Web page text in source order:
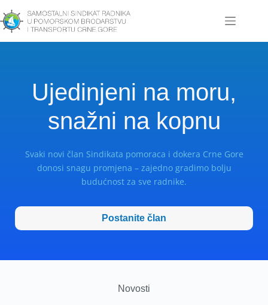
Ujedinjeni na moru,
snažni na kopnu
Svaki novi član Sindikata pomoraca i dokera Crne Gore
donosi snagu promjena – zajedno gradimo bolju
budućnost za sve radnike.
Postanite član
Novosti